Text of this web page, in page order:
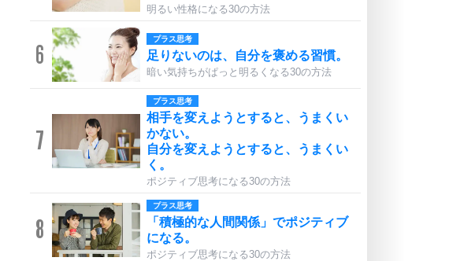
明るい性格になる30の方法
6
プラス思考
足りないのは、自分を褒める習慣。
暗い気持ちがぱっと明るくなる30の方法
7
プラス思考
相手を変えようとすると、うまくい
かない。
自分を変えようとすると、うまくい
く。
ポジティブ思考になる30の方法
8
プラス思考
「積極的な人間関係」でポジティブ
になる。
ポジティブ思考になる30の方法